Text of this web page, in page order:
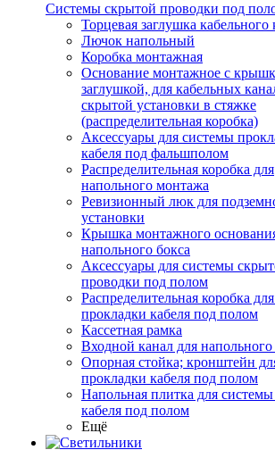
Системы скрытой проводки под
Торцевая заглушка кабельного
Лючок напольный
Коробка монтажная
Основание монтажное с
заглушкой, для кабельных
скрытой установки в стяжке
(распределительная коробка)
Аксессуары для системы
кабеля под фальшполом
Распределительная коробка для
напольного монтажа
Ревизионный люк для
установки
Крышка монтажного
напольного бокса
Аксессуары для системы
проводки под полом
Распределительная коробка
прокладки кабеля под полом
Кассетная рамка
Входной канал для напольного
Опорная стойка; кронштейн
прокладки кабеля под полом
Напольная плитка для
кабеля под полом
Ещё